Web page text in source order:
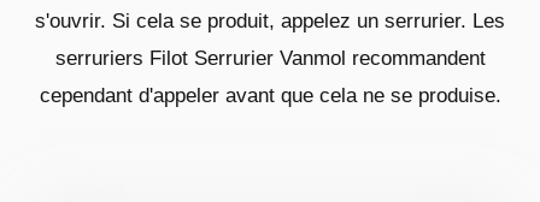
s'ouvrir. Si cela se produit, appelez un serrurier. Les
serruriers Filot Serrurier Vanmol recommandent
cependant d'appeler avant que cela ne se produise.